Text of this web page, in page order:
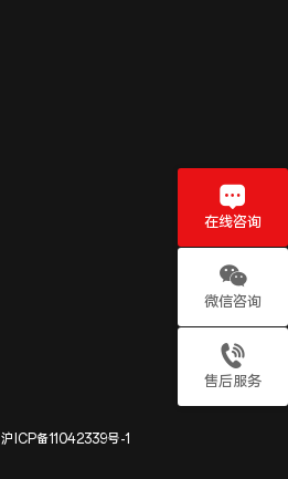
沪ICP备11042339号-1
在线咨询
微信咨询
售后服务